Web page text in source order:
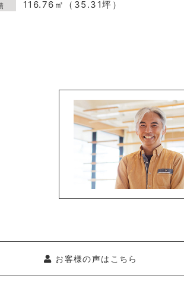
116.76㎡（35.31坪）
お客様の声はこちら